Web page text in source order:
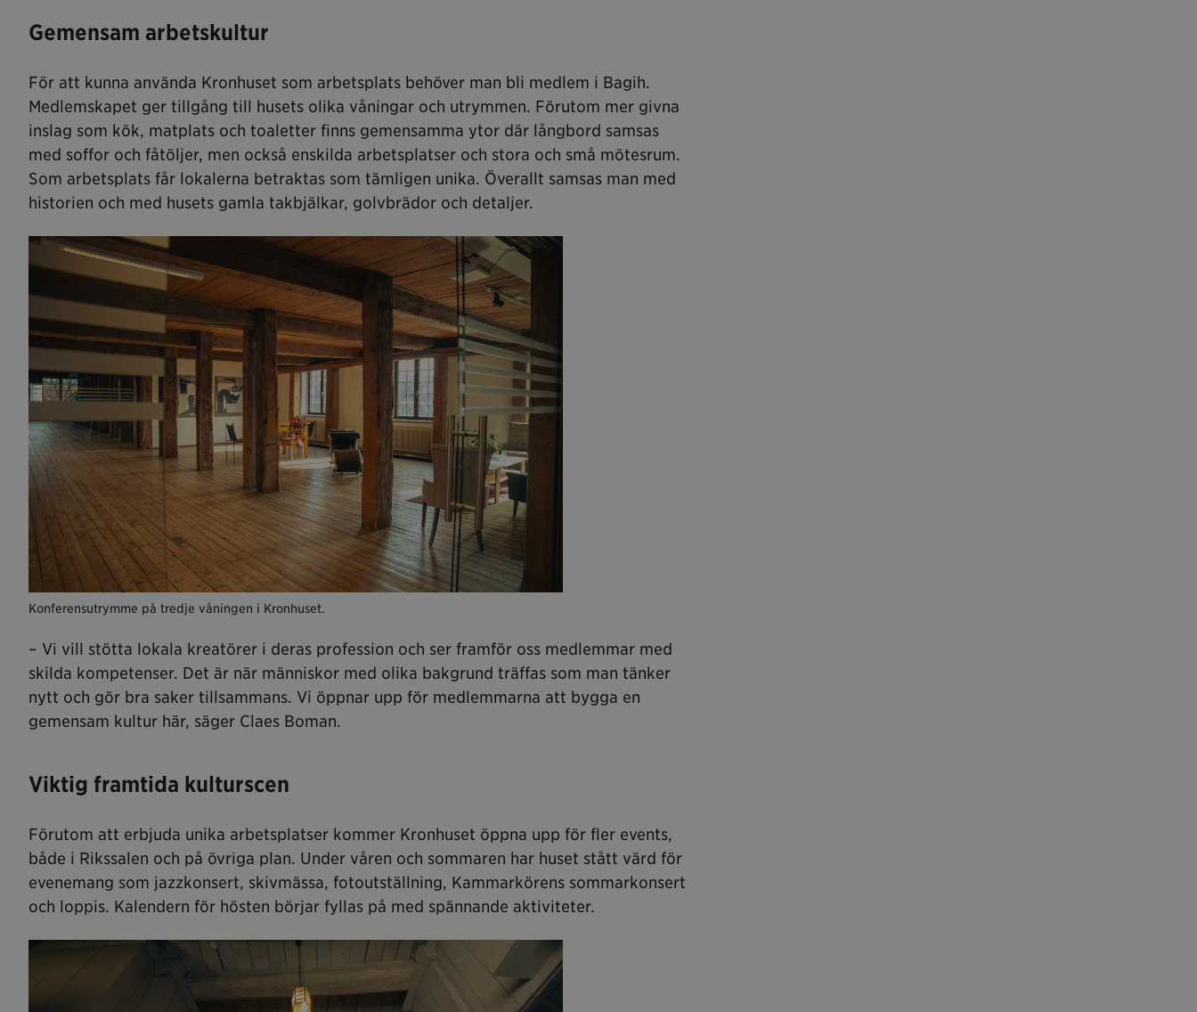
Gemensam arbetskultur
För att kunna använda Kronhuset som arbetsplats behöver man bli medlem i Bagih.
Medlemskapet ger tillgång till husets olika våningar och utrymmen. Förutom mer givna
inslag som kök, matplats och toaletter finns gemensamma ytor där långbord samsas
med soffor och fåtöljer, men också enskilda arbetsplatser och stora och små mötesrum.
Som arbetsplats får lokalerna betraktas som tämligen unika. Överallt samsas man med
historien och med husets gamla takbjälkar, golvbrädor och detaljer.
Konferensutrymme på tredje våningen i Kronhuset.
– Vi vill stötta lokala kreatörer i deras profession och ser framför oss medlemmar med
skilda kompetenser. Det är när människor med olika bakgrund träffas som man tänker
nytt och gör bra saker tillsammans. Vi öppnar upp för medlemmarna att bygga en
gemensam kultur här, säger Claes Boman.
Viktig framtida kulturscen
Förutom att erbjuda unika arbetsplatser kommer Kronhuset öppna upp för fler events,
både i Rikssalen och på övriga plan. Under våren och sommaren har huset stått värd för
evenemang som jazzkonsert, skivmässa, fotoutställning, Kammarkörens sommarkonsert
och loppis. Kalendern för hösten börjar fyllas på med spännande aktiviteter.